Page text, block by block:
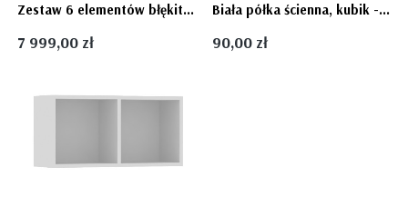
Zestaw 6 elementów błękitnych mebli dla nastolatka TUKANO New Edition 120
7 999,00 zł
Biała półka ścienna, kubik - pojedyncza - kwadrat
90,00 zł